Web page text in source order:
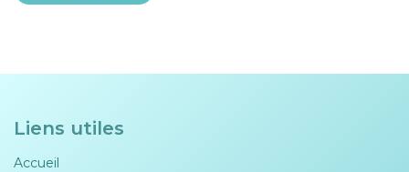
Liens utiles
Accueil